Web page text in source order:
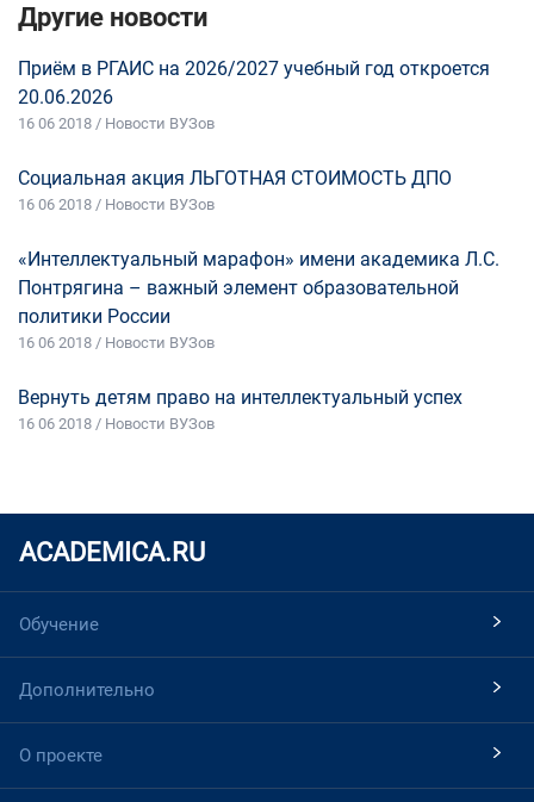
Другие новости
Приём в РГАИС на 2026/2027 учебный год откроется
20.06.2026
16 06 2018 / Новости ВУЗов
Социальная акция ЛЬГОТНАЯ СТОИМОСТЬ ДПО
16 06 2018 / Новости ВУЗов
«Интеллектуальный марафон» имени академика Л.С.
Понтрягина – важный элемент образовательной
политики России
16 06 2018 / Новости ВУЗов
Вернуть детям право на интеллектуальный успех
16 06 2018 / Новости ВУЗов
ACADEMICA.RU
Обучение
Дополнительно
О проекте